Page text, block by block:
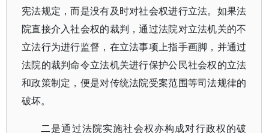
宪法规定，而是没有及时对社会权进行立法。如果法
院直接介入社会权的裁判，通过法院对立法机关的不
立法行为进行监督，在立法事项上指手画脚，并通过
法院的裁判命令立法机关进行保护公民社会权的立法
和政策制定，便是对传统法院受案范围等司法规律的
破坏。
二是通过法院实施社会权亦构成对行政权的破